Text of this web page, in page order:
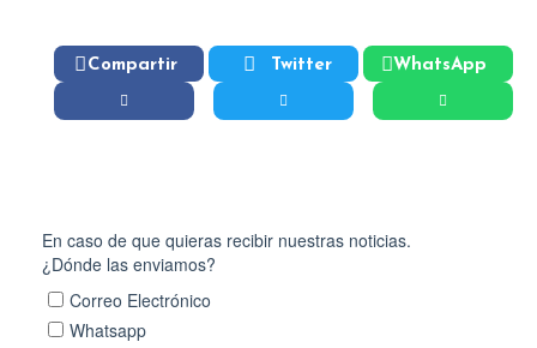
Compartir Twitter WhatsApp